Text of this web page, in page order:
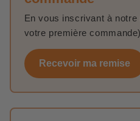
En vous inscrivant à
votre première
Recevoir ma remise